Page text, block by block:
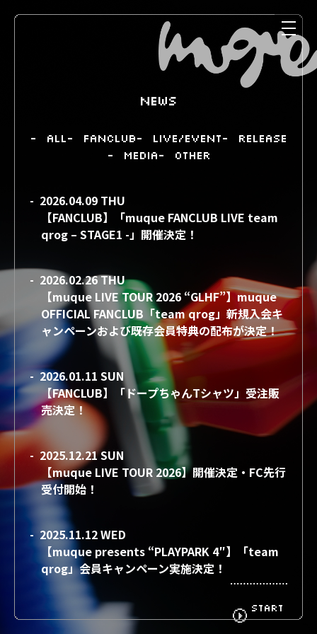
NEWS MEDIA
LIVE DISCOGRAPHY
BIOGRAPHY
FANCLUB
START
NEWS
- ALL- FANCLUB- LIVE/EVENT- RELEASE
- MEDIA- OTHER
- 2026.04.09 THU
【FANCLUB】「muque FANCLUB LIVE team
qrog – STAGE1 -」開催決定！
- 2026.02.26 THU
【muque LIVE TOUR 2026 “GLHF”】muque
OFFICIAL FANCLUB「team qrog」新規入会キ
ャンペーンおよび既存会員特典の配布が決定！
- 2026.01.11 SUN
【FANCLUB】「ドープちゃんTシャツ」受注販
売決定！
- 2025.12.21 SUN
【muque LIVE TOUR 2026】開催決定・FC先行
受付開始！
- 2025.11.12 WED
【muque presents “PLAYPARK 4″】「team
qrog」会員キャンペーン実施決定！
- 2025.05.29 THU